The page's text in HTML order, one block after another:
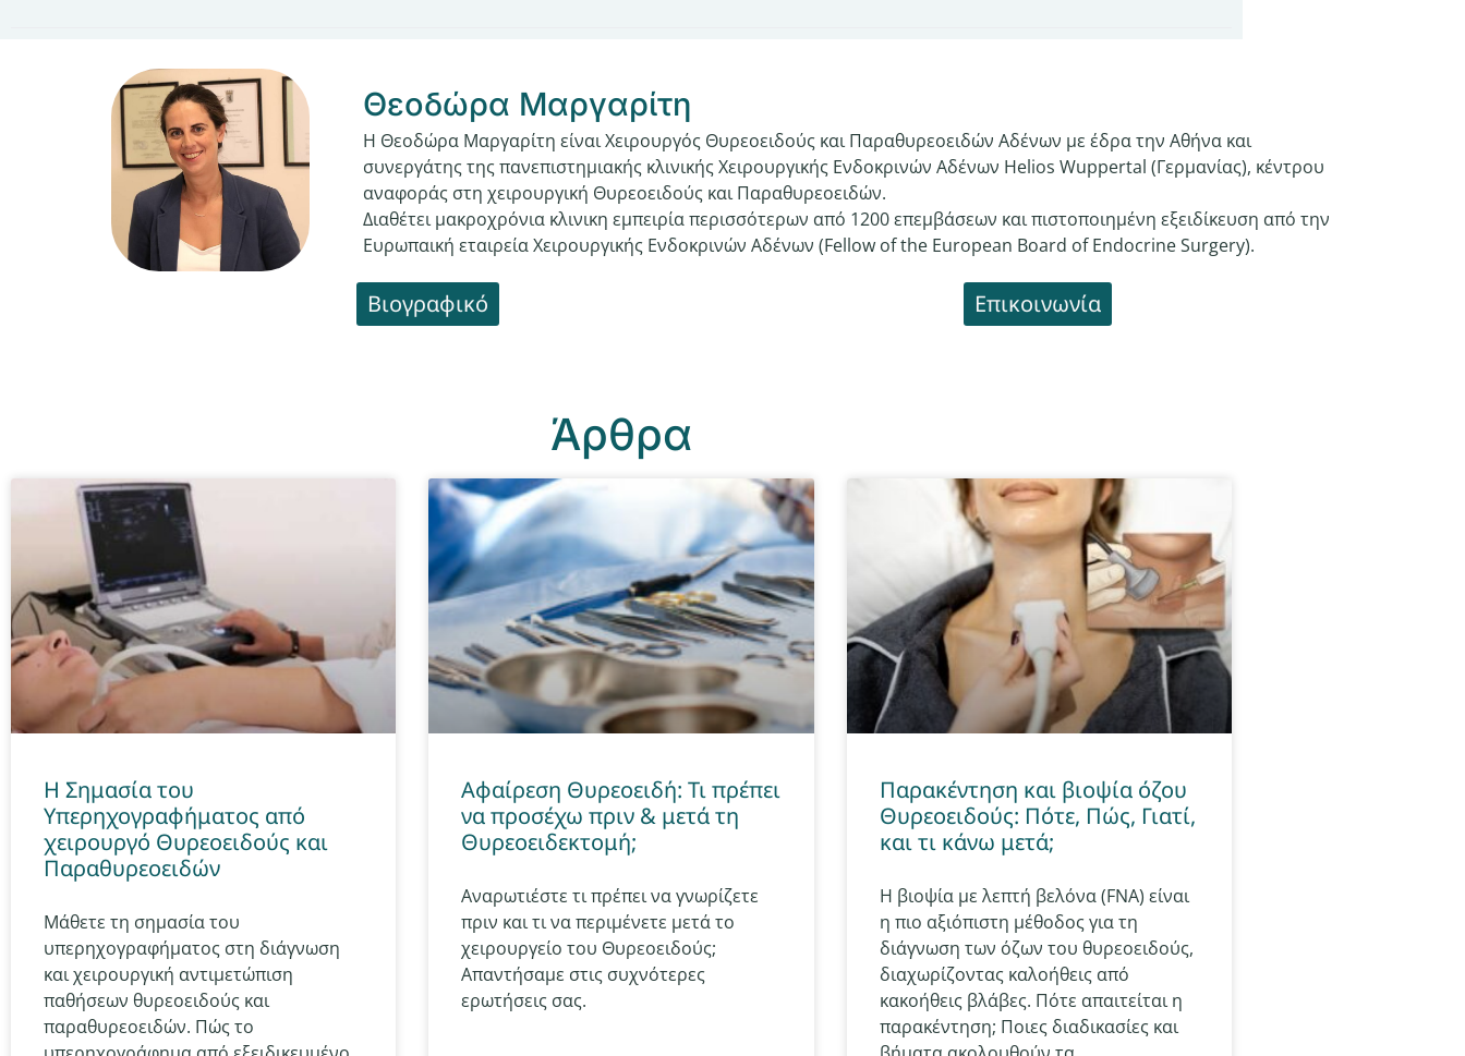
Θεοδώρα Μαργαρίτη
Η Θεοδώρα Μαργαρίτη είναι Χειρουργός Θυρεοειδούς και Παραθυρεοειδών Αδένων με έδρα την Αθήνα και
συνεργάτης της πανεπιστημιακής κλινικής Χειρουργικής Ενδοκρινών Αδένων Helios Wuppertal (Γερμανίας), κέντρου
αναφοράς στη χειρουργική Θυρεοειδούς και Παραθυρεοειδών.
Διαθέτει μακροχρόνια κλινικη εμπειρία περισσότερων από 1200 επεμβάσεων και πιστοποιημένη εξειδίκευση από την
Ευρωπαική εταιρεία Χειρουργικής Ενδοκρινών Αδένων (Fellow of the European Board of Endocrine Surgery).
Βιογραφικό Επικοινωνία
Άρθρα
Η Σημασία του
Υπερηχογραφήματος από
χειρουργό Θυρεοειδούς και
Παραθυρεοειδών
Μάθετε τη σημασία του
υπερηχογραφήματος στη διάγνωση
και χειρουργική αντιμετώπιση
παθήσεων θυρεοειδούς και
παραθυρεοειδών. Πώς το
Aφαίρεση Θυρεοειδή: Τι πρέπει
να προσέχω πριν & μετά τη
Θυρεοειδεκτομή;
Αναρωτιέστε τι πρέπει να γνωρίζετε
πριν και τι να περιμένετε μετά το
χειρουργείο του Θυρεοειδούς;
Απαντήσαμε στις συχνότερες
ερωτήσεις σας.
Παρακέντηση και βιοψία όζου
Θυρεοειδούς: Πότε, Πώς, Γιατί,
και τι κάνω μετά;
Η βιοψία με λεπτή βελόνα (FNA) είναι
η πιο αξιόπιστη μέθοδος για τη
διάγνωση των όζων του θυρεοειδούς,
διαχωρίζοντας καλοήθεις από
κακοήθεις βλάβες. Πότε απαιτείται η
παρακέντηση; Ποιες διαδικασίες και